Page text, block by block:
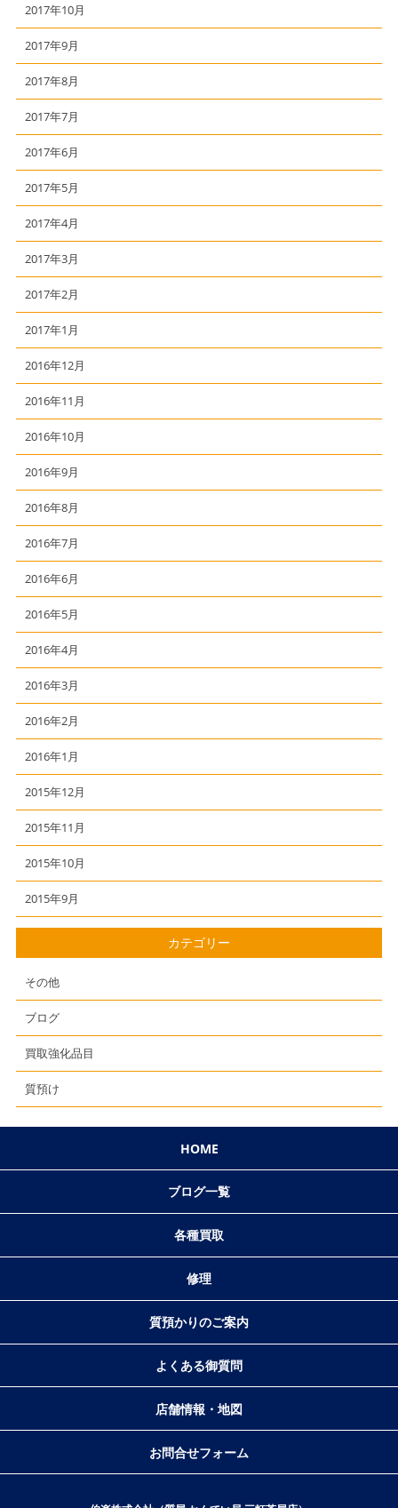
2017年10月
2017年9月
2017年8月
2017年7月
2017年6月
2017年5月
2017年4月
2017年3月
2017年2月
2017年1月
2016年12月
2016年11月
2016年10月
2016年9月
2016年8月
2016年7月
2016年6月
2016年5月
2016年4月
2016年3月
2016年2月
2016年1月
2015年12月
2015年11月
2015年10月
2015年9月
カテゴリー
その他
ブログ
買取強化品目
質預け
HOME
ブログ一覧
各種買取
修理
質預かりのご案内
よくある御質問
店舗情報・地図
お問合せフォーム